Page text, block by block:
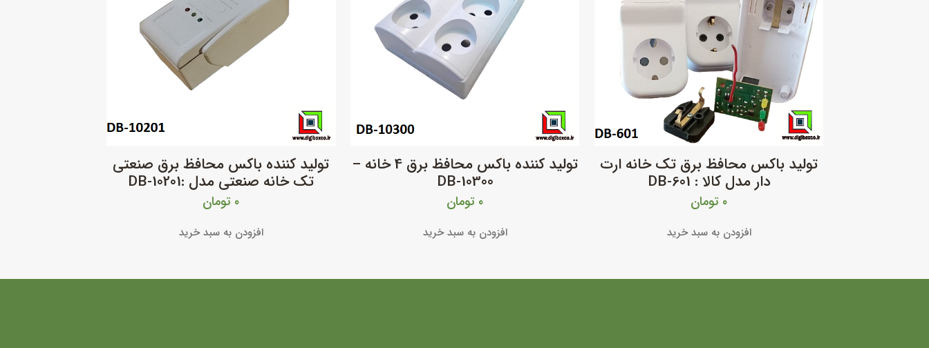
تولید باکس محافظ برق تک خانه ارت
دار مدل کالا : DB-601
۰ تومان
افزودن به سبد خرید
تولید کننده باکس محافظ برق 4 خانه –
DB-10300
۰ تومان
افزودن به سبد خرید
تولید کننده باکس محافظ برق صنعتی
تک خانه صنعتی مدل :DB-10201
۰ تومان
افزودن به سبد خرید